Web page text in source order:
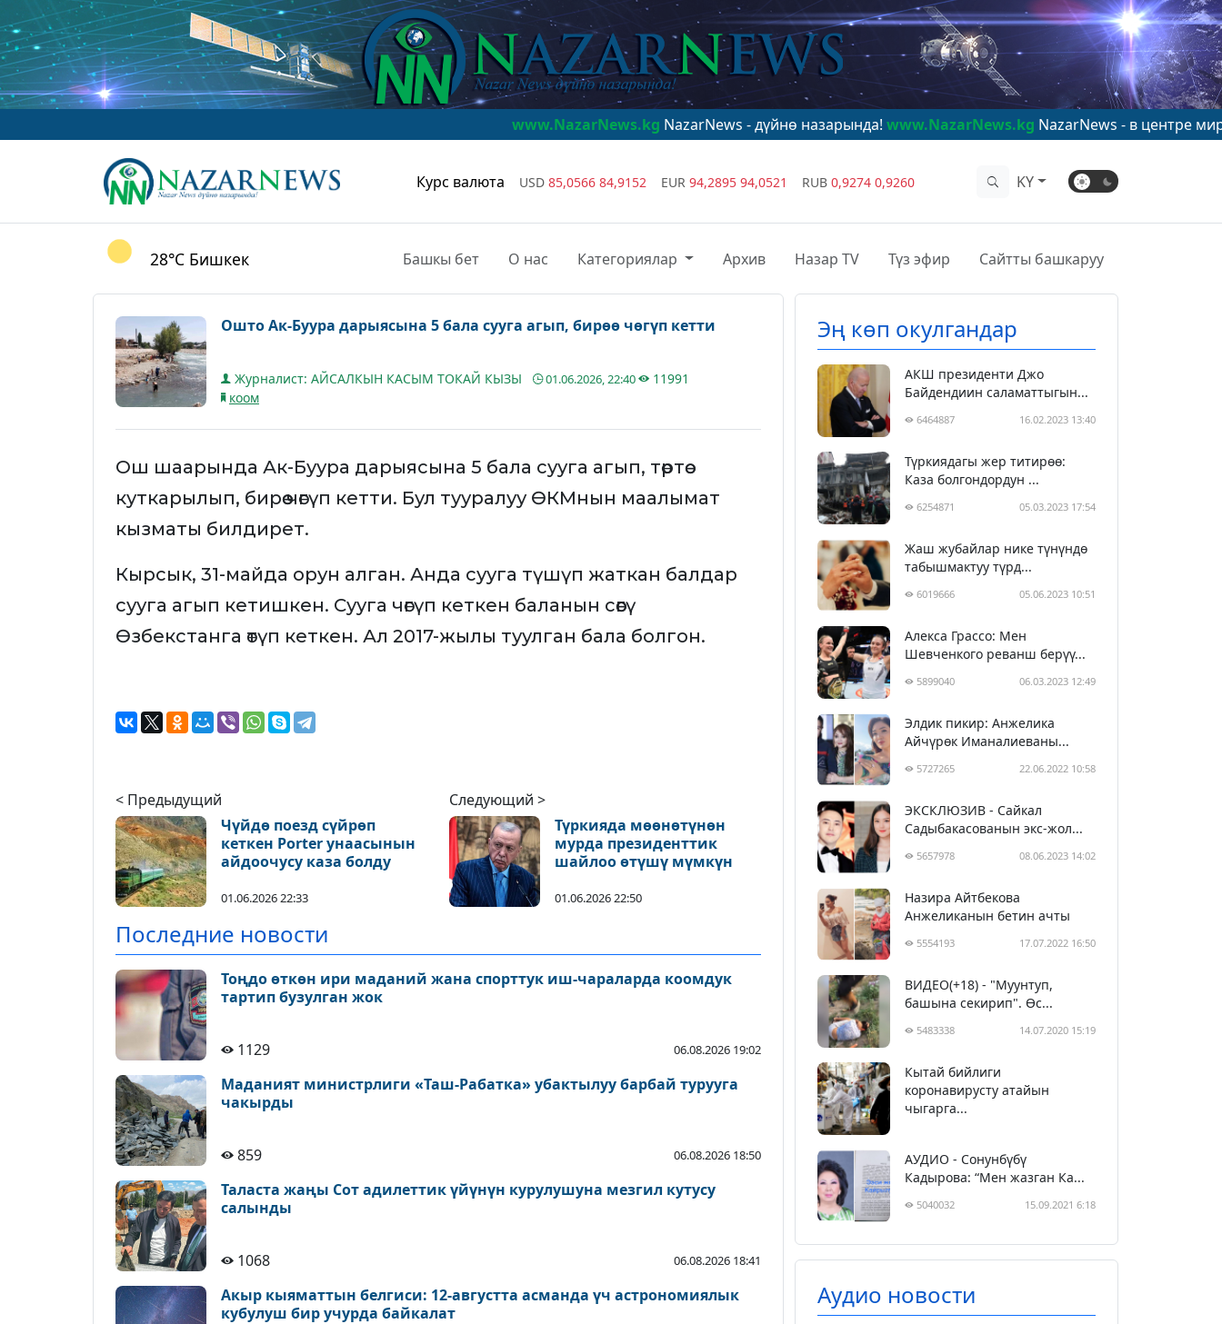
www.NazarNews.kgNazarNews - дүйнө назарында!www.NazarNews.kgNazarNews - в центре мирового
Курс валюта USD 85,0566 84,9152 EUR 94,2895 94,0521 RUB 0,9274 0,9260 KY
28°C Бишкек Башкы бет О нас Категориялар Архив Назар TV Түз эфир Сайтты башкаруу
Ошто Ак-Буура дарыясына 5 бала сууга агып, бирөө чөгүп кетти
Журналист: АЙСАЛКЫН КАСЫМ ТОКАЙ КЫЗЫ 01.06.2026, 22:40
11991
коом
Ош шаарында Ак-Буура дарыясына 5 бала сууга агып, төртөө
куткарылып, бирөө чөгүп кетти. Бул тууралуу ӨКМнын маалымат
кызматы билдирет.
Кырсык, 31-майда орун алган. Анда сууга түшүп жаткан балдар
сууга агып кетишкен. Сууга чөгүп кеткен баланын сөөгү
Өзбекстанга өтүп кеткен. Ал 2017-жылы туулган бала болгон.
< Предыдущий
Чүйдө поезд сүйрөп
кеткен Porter унаасынын
айдоочусу каза болду
01.06.2026 22:33
Следующий >
Түркияда мөөнөтүнөн
мурда президенттик
шайлоо өтүшү мүмкүн
01.06.2026 22:50
Последние новости
Тоңдо өткөн ири маданий жана спорттук иш-чараларда коомдук
тартип бузулган жок
1129 06.08.2026 19:02
Маданият министрлиги «Таш-Рабатка» убактылуу барбай турууга
чакырды
859 06.08.2026 18:50
Таласта жаңы Сот адилеттик үйүнүн курулушуна мезгил кутусу
салынды
1068 06.08.2026 18:41
Акыр кыяматтын белгиси: 12-августта асманда үч астрономиялык
кубулуш бир учурда байкалат
Эң көп окулгандар
АКШ президенти Джо
Байдендиин саламаттыгын...
6464887 16.02.2023 13:40
Түркиядагы жер титирөө:
Каза болгондордун ...
6254871 05.03.2023 17:54
Жаш жубайлар нике түнүндө
табышмактуу түрд...
6019666 05.06.2023 10:51
Алекса Грассо: Мен
Шевченкого реванш берүү...
5899040 06.03.2023 12:49
Элдик пикир: Анжелика
Айчүрөк Иманалиеваны...
5727265 22.06.2022 10:58
ЭКСКЛЮЗИВ - Сайкал
Садыбакасованын экс-жол...
5657978 08.06.2023 14:02
Назира Айтбекова
Анжеликанын бетин ачты
5554193 17.07.2022 16:50
ВИДЕО(+18) - "Муунтуп,
башына секирип". Өс...
5483338 14.07.2020 15:19
Кытай бийлиги
коронавирусту атайын
чыгарга...
АУДИО - Сонунбүбү
Кадырова: “Мен жазган Ка...
5040032 15.09.2021 6:18
Аудио новости